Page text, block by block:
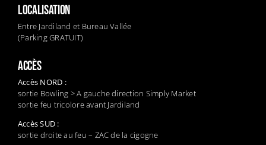
LOCALISATION
Entre Jardiland et Bureau Vallée
(Parking GRATUIT)
ACCÈS
Accès NORD :
sortie Bowling > A gauche direction Simply Market
sortie feu tricolore avant Jardiland
Accès SUD :
sortie droite au feu – ZAC de la cigogne